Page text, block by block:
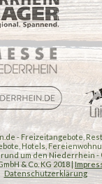
- Freizeitangebote,
Hotels,
um den Niederrhein -
& Co. KG 2018 |
Datenschutzerklärung